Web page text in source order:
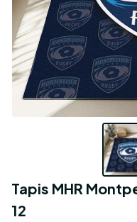
Tapis MHR
12